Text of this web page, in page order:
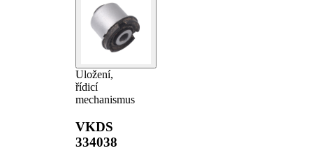
Uložení,
řídicí
mechanismus
VKDS
334038